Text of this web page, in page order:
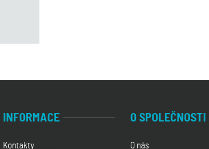
INFORMACE
Kontakty
O SPOLEČNOSTI
O nás